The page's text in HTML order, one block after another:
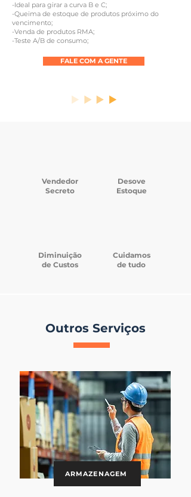
-Ideal para girar a curva B e C;
-Queima de estoque de produtos próximo do
vencimento;
-Venda de produtos RMA;
-Teste A/B de consumo;
FALE COM A GENTE
Vendedor
Secreto
Diminuição
de Custos
Desove
Estoque
Cuidamos
de tudo
Outros Serviços
ARMAZENAGEM